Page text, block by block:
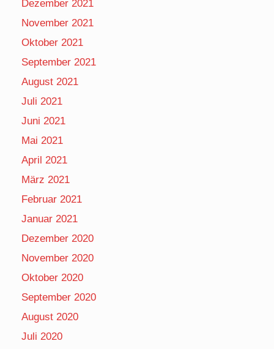
Dezember 2021
November 2021
Oktober 2021
September 2021
August 2021
Juli 2021
Juni 2021
Mai 2021
April 2021
März 2021
Februar 2021
Januar 2021
Dezember 2020
November 2020
Oktober 2020
September 2020
August 2020
Juli 2020